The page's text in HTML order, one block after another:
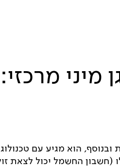
מיני מרכזי:
הוא מגיע עם